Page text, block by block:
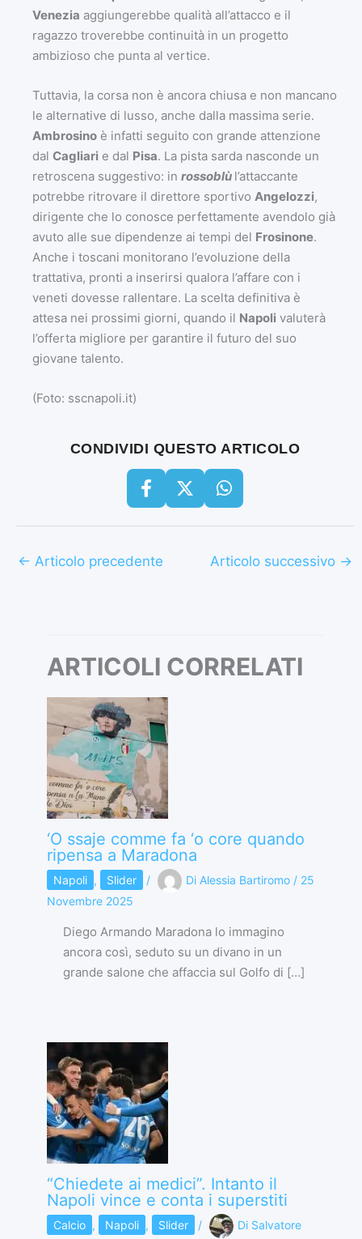
Venezia aggiungerebbe qualità all’attacco e il
ragazzo troverebbe continuità in un progetto
ambizioso che punta al vertice.
Tuttavia, la corsa non è ancora chiusa e non mancano
le alternative di lusso, anche dalla massima serie.
Ambrosino è infatti seguito con grande attenzione
dal Cagliari e dal Pisa. La pista sarda nasconde un
retroscena suggestivo: in rossoblù l’attaccante
potrebbe ritrovare il direttore sportivo Angelozzi,
dirigente che lo conosce perfettamente avendolo già
avuto alle sue dipendenze ai tempi del Frosinone.
Anche i toscani monitorano l’evoluzione della
trattativa, pronti a inserirsi qualora l’affare con i
veneti dovesse rallentare. La scelta definitiva è
attesa nei prossimi giorni, quando il Napoli valuterà
l’offerta migliore per garantire il futuro del suo
giovane talento.
(Foto: sscnapoli.it)
CONDIVIDI QUESTO ARTICOLO
← Articolo precedente Articolo successivo →
ARTICOLI CORRELATI
‘O ssaje comme fa ‘o core quando
ripensa a Maradona
Napoli , Slider / Di Alessia Bartiromo / 25
Novembre 2025
Diego Armando Maradona lo immagino
ancora così, seduto su un divano in un
grande salone che affaccia sul Golfo di […]
“Chiedete ai medici”. Intanto il
Napoli vince e conta i superstiti
Calcio , Napoli , Slider / Di Salvatore